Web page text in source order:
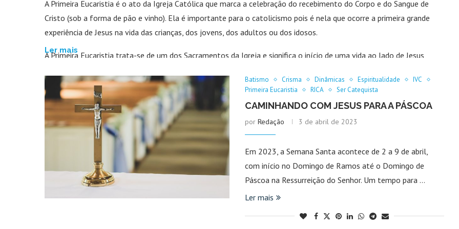
A Primeira Eucaristia é o ato da Igreja Católica que marca a celebração do recebimento do Corpo e do Sangue de
Cristo (sob a forma de pão e vinho). Ela é importante para o catolicismo pois é nela que ocorre a primeira grande
experiência de Jesus na vida das crianças, dos jovens, dos adultos ou dos idosos.
A Primeira Eucaristia trata-se de um dos Sacramentos da Igreja e significa o início de uma vida ao lado de Jesus,
A Hóstia Consagrada
A Hóstia Consagrada é o pão no corpo de Cristo. Na passagem 1 Coríntios 11,27-29, São Paulo disse:
Todo aquele que comer do Pão ou beber do Cálice do Senhor indignamente será réu do Corpo e do Sangue do Senhor.
Por conseguinte, que cada um examine a si mesmo antes de comer deste Pão e beber deste cálice, pois aquele que
come e bebe sem discernir o Corpo come e bebe sua própria condenação(…).
Ler mais
Batismo Crisma Dinâmicas Espiritualidade
IVC
Primeira Eucaristia
RICA Ser Catequista
CAMINHANDO COM JESUS PARA A PÁSCOA
por Redação 3 de abril de 2023
Em 2023, a Semana Santa acontece de 2 a 9 de abril,
com início no Domingo de Ramos até o Domingo de
Páscoa na Ressurreição do Senhor. Um tempo para …
Ler mais